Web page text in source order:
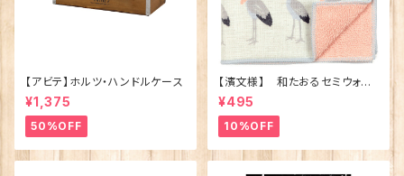
【アビテ】ホルツ・ハンドルケース
¥1,375
50%OFF
【濱文様】 和たおるセミウォッ
シュ ごきげんハシビロコウ
(日本製)
¥495
10%OFF